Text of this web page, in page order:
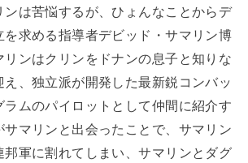
ンは苦悩するが、ひょんなことからデ
を求める指導者デビッド・サマリン博
ンはクリンをドナンの息子と知りな
、独立派が開発した最新鋭コンバッ
ラムのパイロットとして仲間に紹介す
サマリンと出会ったことで、サマリン
軍に割れてしまい、サマリンとダグ